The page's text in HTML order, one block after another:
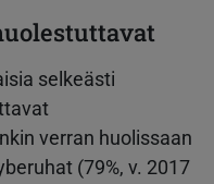
selkeästi
verran huolissaan
(79%, v. 2017